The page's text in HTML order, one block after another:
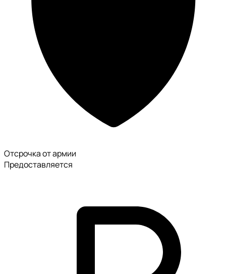
Отсрочка от армии
Предоставляется